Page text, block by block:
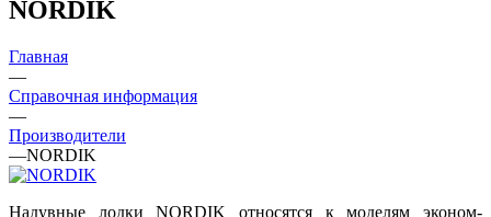
NORDIK
Главная
—
Справочная информация
—
Производители
—NORDIK
Надувные лодки NORDIK относятся к моделям эконом-